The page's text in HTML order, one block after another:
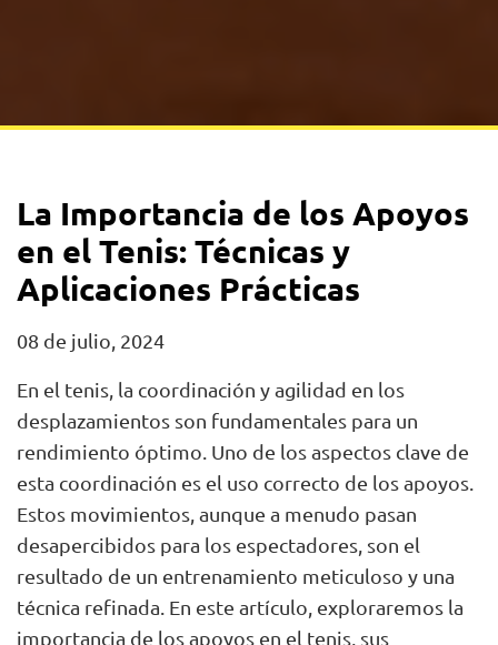
La Importancia de los Apoyos
en el Tenis: Técnicas y
Aplicaciones Prácticas
08 de julio, 2024
En el tenis, la coordinación y agilidad en los
desplazamientos son fundamentales para un
rendimiento óptimo. Uno de los aspectos clave de
esta coordinación es el uso correcto de los apoyos.
Estos movimientos, aunque a menudo pasan
desapercibidos para los espectadores, son el
resultado de un entrenamiento meticuloso y una
técnica refinada. En este artículo, exploraremos la
importancia de los apoyos en el tenis, sus